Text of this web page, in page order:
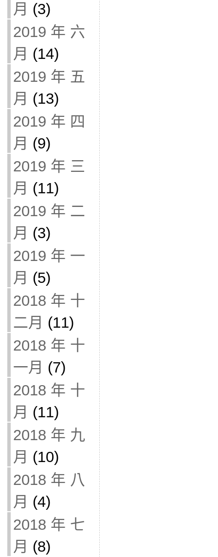
月 (3)
2019 年 六
月 (14)
2019 年 五
月 (13)
2019 年 四
月 (9)
2019 年 三
月 (11)
2019 年 二
月 (3)
2019 年 一
月 (5)
2018 年 十
二月 (11)
2018 年 十
一月 (7)
2018 年 十
月 (11)
2018 年 九
月 (10)
2018 年 八
月 (4)
2018 年 七
月 (8)